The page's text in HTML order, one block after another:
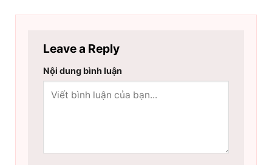
Leave a Reply
Nội dung bình luận